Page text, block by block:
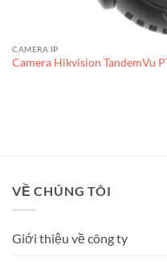
CAMERA IP
Camera Hikvision TandemVu
VỀ CHÚNG TÔI
Giới thiệu về công ty